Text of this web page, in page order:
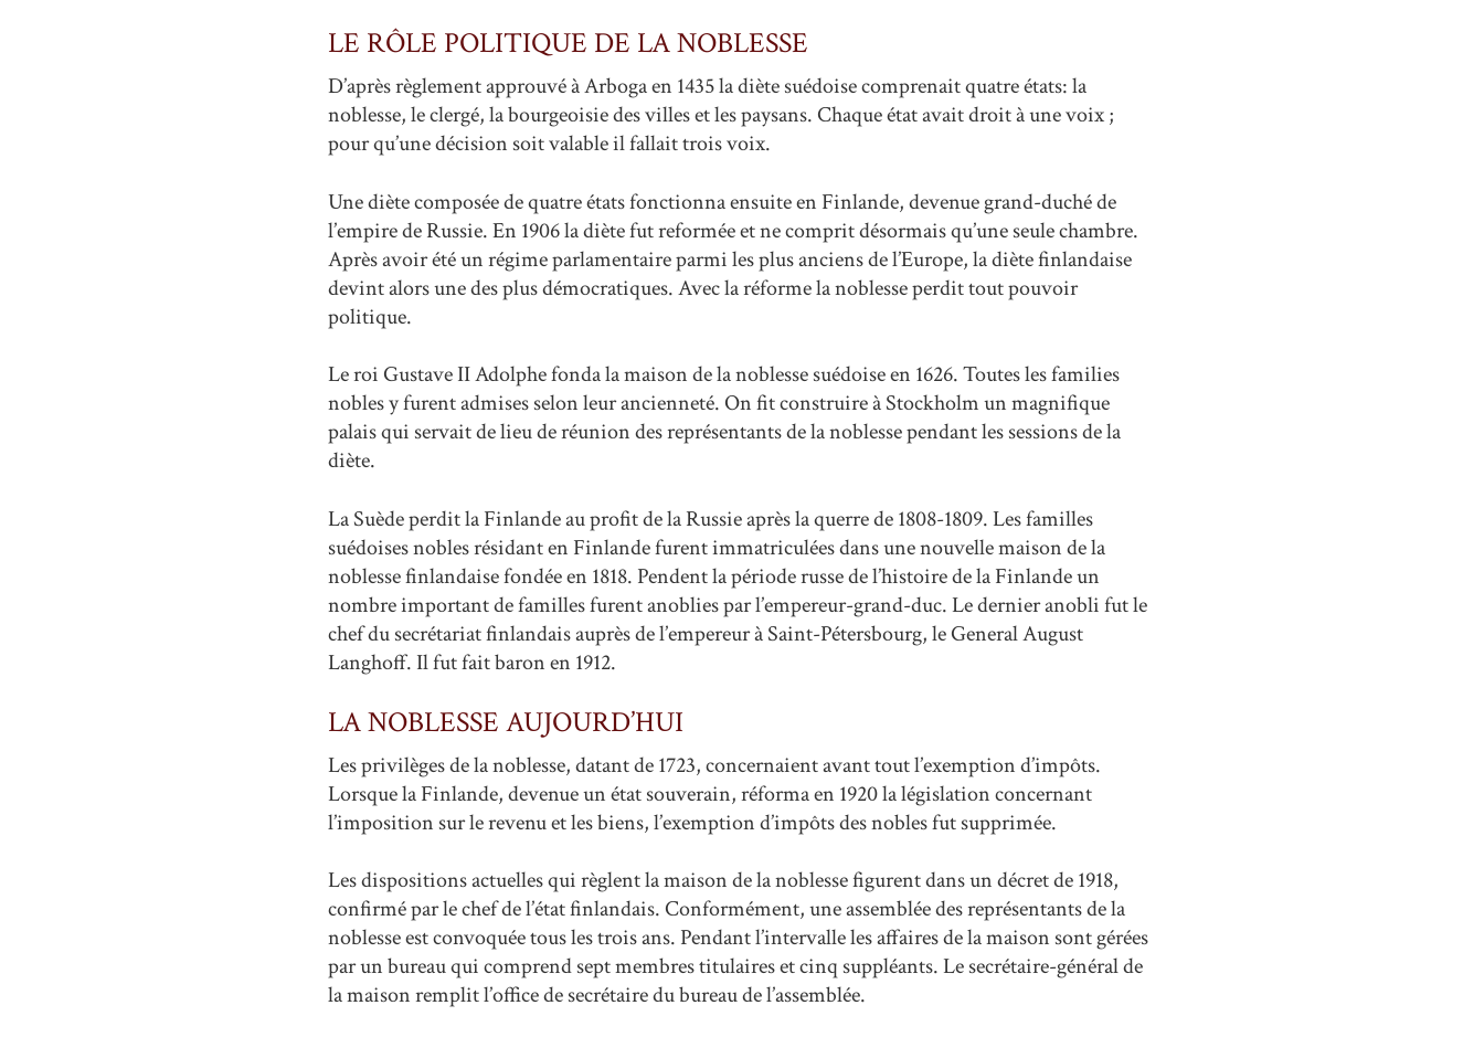
LE RÔLE POLITIQUE DE LA NOBLESSE
D’après règlement approuvé à Arboga en 1435 la diète suédoise comprenait quatre états: la
noblesse, le clergé, la bourgeoisie des villes et les paysans. Chaque état avait droit à une voix ;
pour qu’une décision soit valable il fallait trois voix.
Une diète composée de quatre états fonctionna ensuite en Finlande, devenue grand-duché de
l’empire de Russie. En 1906 la diète fut reformée et ne comprit désormais qu’une seule chambre.
Après avoir été un régime parlamentaire parmi les plus anciens de l’Europe, la diète finlandaise
devint alors une des plus démocratiques. Avec la réforme la noblesse perdit tout pouvoir
politique.
Le roi Gustave II Adolphe fonda la maison de la noblesse suédoise en 1626. Toutes les families
nobles y furent admises selon leur ancienneté. On fit construire à Stockholm un magnifique
palais qui servait de lieu de réunion des représentants de la noblesse pendant les sessions de la
diète.
La Suède perdit la Finlande au profit de la Russie après la querre de 1808-1809. Les familles
suédoises nobles résidant en Finlande furent immatriculées dans une nouvelle maison de la
noblesse finlandaise fondée en 1818. Pendent la période russe de l’histoire de la Finlande un
nombre important de familles furent anoblies par l’empereur-grand-duc. Le dernier anobli fut le
chef du secrétariat finlandais auprès de l’empereur à Saint-Pétersbourg, le General August
Langhoff. Il fut fait baron en 1912.
LA NOBLESSE AUJOURD’HUI
Les privilèges de la noblesse, datant de 1723, concernaient avant tout l’exemption d’impôts.
Lorsque la Finlande, devenue un état souverain, réforma en 1920 la législation concernant
l’imposition sur le revenu et les biens, l’exemption d’impôts des nobles fut supprimée.
Les dispositions actuelles qui règlent la maison de la noblesse figurent dans un décret de 1918,
confirmé par le chef de l’état finlandais. Conformément, une assemblée des représentants de la
noblesse est convoquée tous les trois ans. Pendant l’intervalle les affaires de la maison sont gérées
par un bureau qui comprend sept membres titulaires et cinq suppléants. Le secrétaire-général de
la maison remplit l’office de secrétaire du bureau de l’assemblée.